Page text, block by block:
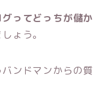
ってどっちが儲か
ょう。
ンドマンからの質